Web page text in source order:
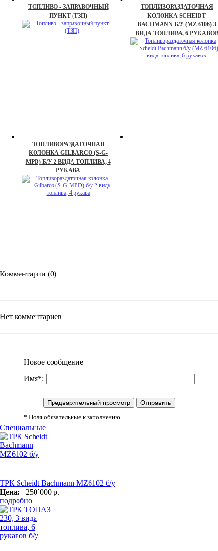
ТОПЛИВО - ЗАПРАВОЧНЫЙ
ПУНКТ (ТЗП)
ТОПЛИВОРАЗДАТОЧНАЯ
КОЛОНКА SCHEIDT
BACHMANN Б/У (MZ 6106) 3
ВИДА ТОПЛИВА, 6 РУКАВОВ
ТОПЛИВОРАЗДАТОЧНАЯ
КОЛОНКА GILBARCO (S-G-
MPD) Б/У 2 ВИДА ТОПЛИВА, 4
РУКАВА
Комментарии (0)
Нет комментариев
Новое сообщение
Имя*:
* Поля обязательные к заполнению
Специальные
ТРК Scheidt Bachmann MZ6102 б/у
Цена:
250`000 р.
подробно